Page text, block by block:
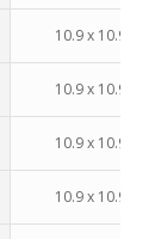
10.9 x 10.9 x 2
10.9 x 10.9 x 2
10.9 x 10.9 x 2
10.9 x 10.9 x 2